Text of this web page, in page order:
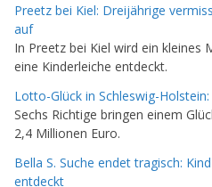
Preetz bei Kiel: Dreijährige
auf
In Preetz bei Kiel wird ein kleines
eine Kinderleiche entdeckt.
Lotto-Glück in Schleswig-
Sechs Richtige bringen einem
2,4 Millionen Euro.
Bella S. Suche endet tragisch:
entdeckt